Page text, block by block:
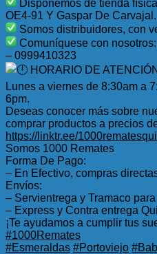
Disponemos de tienda
OE4-91 Y Gaspar De Carvajal.
Somos distribuidores, con
Comuníquese con
– 0999410323
HORARIO DE
Lunes a viernes de 8:30am a
6pm.
Deseas conocer más sobre
comprar productos a precios
https://linktr.ee/
Somos 1000 Remates
Forma De Pago:
– En Efectivo, compras
Envíos:
– Servientrega y Tramaco
– Express y Contra entrega
¡Te ayudamos a cumplir tus
#1000Remates
#Esmeraldas #Portoviejo